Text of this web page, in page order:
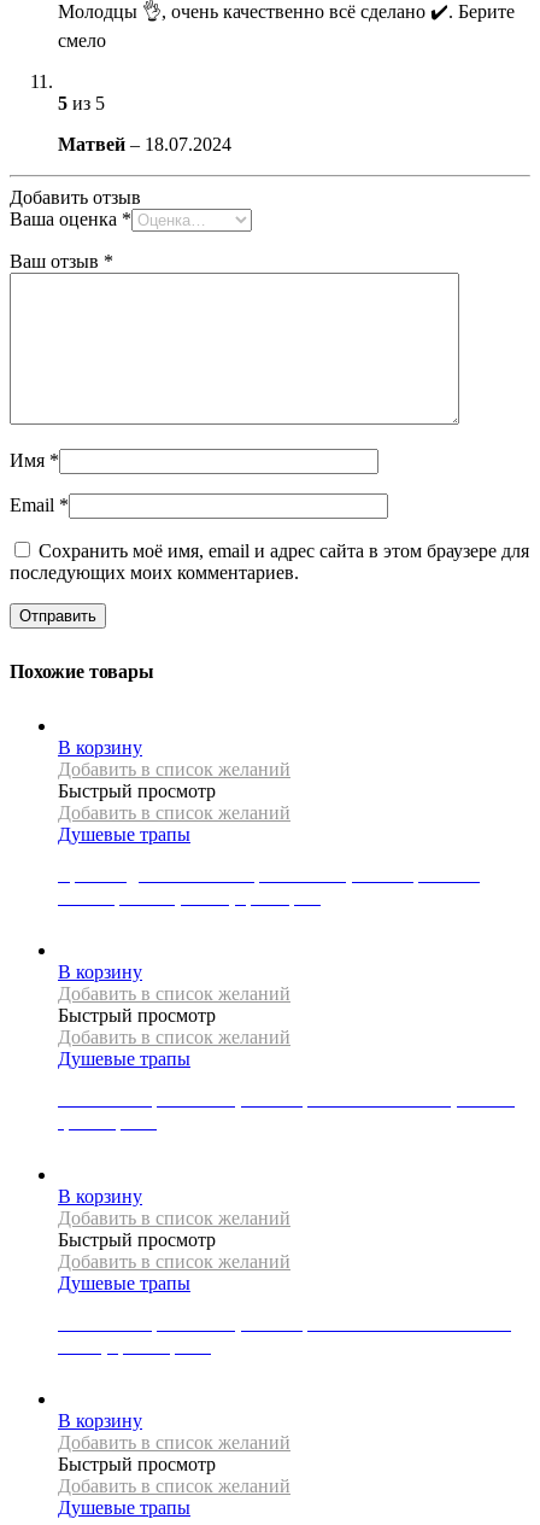
Молодцы 👌, очень качественно всё сделано ✔️. Берите
смело
5 из 5
Матвей – 18.07.2024
Добавить отзыв
Ваша оценка *
Ваш отзыв *
Имя *
Email *
Сохранить моё имя, email и адрес сайта в этом браузере для
последующих моих комментариев.
Похожие товары
В корзину
Добавить в список желаний
Быстрый просмотр
Добавить в список желаний
Душевые трапы
В корзину
Добавить в список желаний
Быстрый просмотр
Добавить в список желаний
Душевые трапы
В корзину
Добавить в список желаний
Быстрый просмотр
Добавить в список желаний
Душевые трапы
В корзину
Добавить в список желаний
Быстрый просмотр
Добавить в список желаний
Душевые трапы